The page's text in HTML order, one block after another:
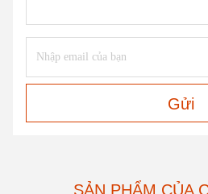
Gửi
SẢN PHẨM CỦA